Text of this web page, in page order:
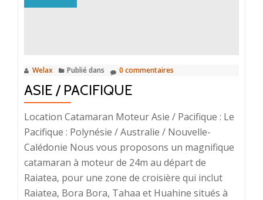
Welax Publié dans 0 commentaires
ASIE / PACIFIQUE
Location Catamaran Moteur Asie / Pacifique : Le
Pacifique : Polynésie / Australie / Nouvelle-
Calédonie Nous vous proposons un magnifique
catamaran à moteur de 24m au départ de
Raiatea, pour une zone de croisière qui inclut
Raiatea, Bora Bora, Tahaa et Huahine situés à